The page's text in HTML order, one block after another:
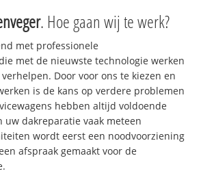
. Hoe gaan wij te werk?
met professionele
met de nieuwste technologie werken
Door voor ons te kiezen en
is de kans op verdere problemen
hebben altijd voldoende
uw dakreparatie vaak meteen
wordt eerst een noodvoorziening
afspraak gemaakt voor de